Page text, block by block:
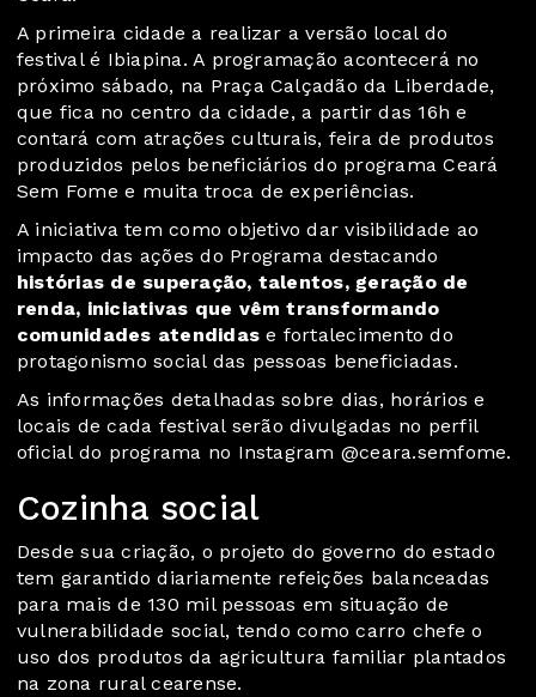
A primeira cidade a realizar a versão local do
festival é Ibiapina. A programação acontecerá no
próximo sábado, na Praça Calçadão da Liberdade,
que fica no centro da cidade, a partir das 16h e
contará com atrações culturais, feira de produtos
produzidos pelos beneficiários do programa Ceará
Sem Fome e muita troca de experiências.
A iniciativa tem como objetivo dar visibilidade ao
impacto das ações do Programa destacando
histórias de superação, talentos, geração de
renda, iniciativas que vêm transformando
comunidades atendidas e fortalecimento do
protagonismo social das pessoas beneficiadas.
As informações detalhadas sobre dias, horários e
locais de cada festival serão divulgadas no perfil
oficial do programa no Instagram @ceara.semfome.
Cozinha social
Desde sua criação, o projeto do governo do estado
tem garantido diariamente refeições balanceadas
para mais de 130 mil pessoas em situação de
vulnerabilidade social, tendo como carro chefe o
uso dos produtos da agricultura familiar plantados
na zona rural cearense.